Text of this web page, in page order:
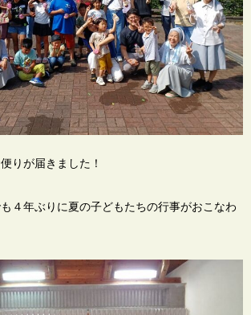
りが届きました！
４年ぶりに夏の子どもたちの行事がおこなわ